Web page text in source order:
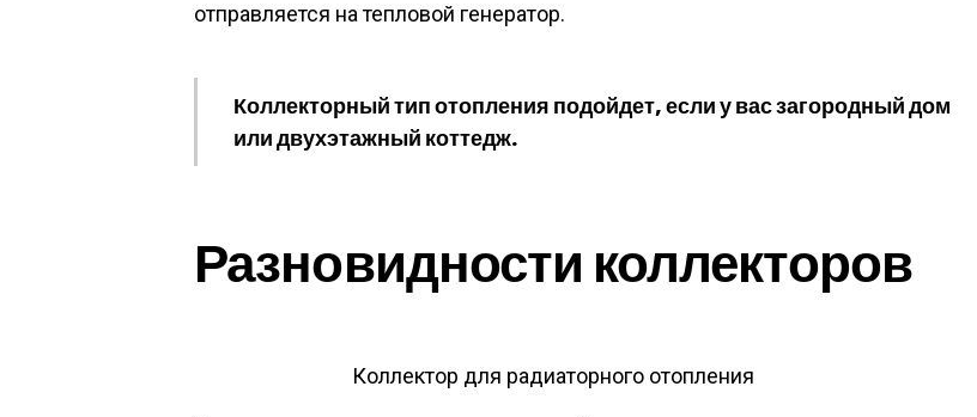
отправляется на тепловой генератор.
Коллекторный тип отопления подойдет, если у вас загородный дом
или двухэтажный коттедж.
Разновидности коллекторов
Коллектор для радиаторного отопления